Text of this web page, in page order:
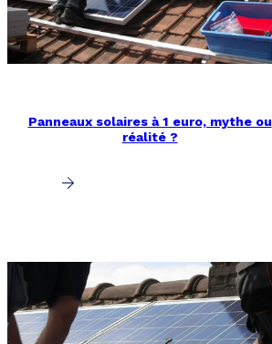
Panneaux solaires à 1 euro, mythe ou
réalité ?